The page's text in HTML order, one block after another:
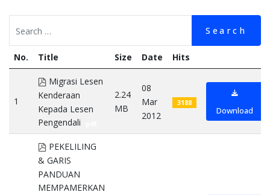
Search
No. Title Size Date Hits
1
pdf
Migrasi Lesen
Kenderaan
Kepada Lesen
Pengendali
2.24
MB
08
Mar
2012
3188
Download
pdf
PEKELILING
& GARIS
PANDUAN
MEMPAMERKAN